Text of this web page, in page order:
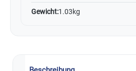
Gewicht:1.03kg